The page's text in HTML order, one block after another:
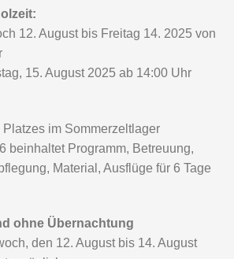
Süd eG, IBAN:
Gebühr „Sommerzeltlager
Platzreservierung erst verbindlich
angeben. Anmeldeschluss
des Aufenthaltes gelten die
den Anweisungen des
Folge zu leisten. Bei